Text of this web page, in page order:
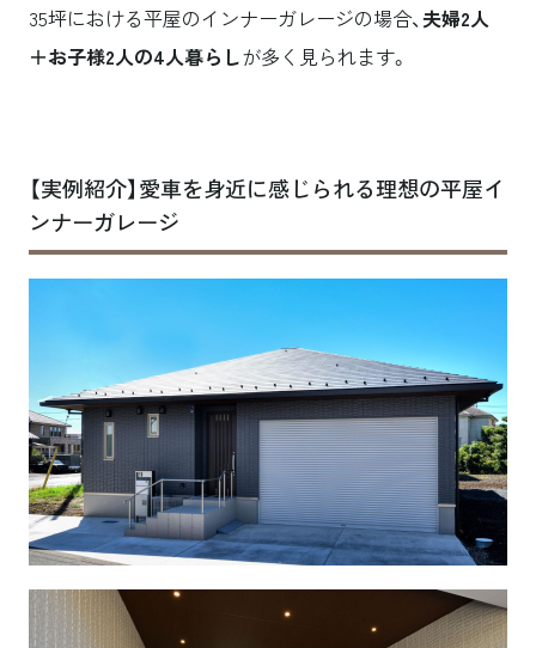
35坪における平屋のインナーガレージの場合、夫婦2人
＋お子様2人の4人暮らしが多く見られます。
【実例紹介】愛車を身近に感じられる理想の平屋イ
ンナーガレージ